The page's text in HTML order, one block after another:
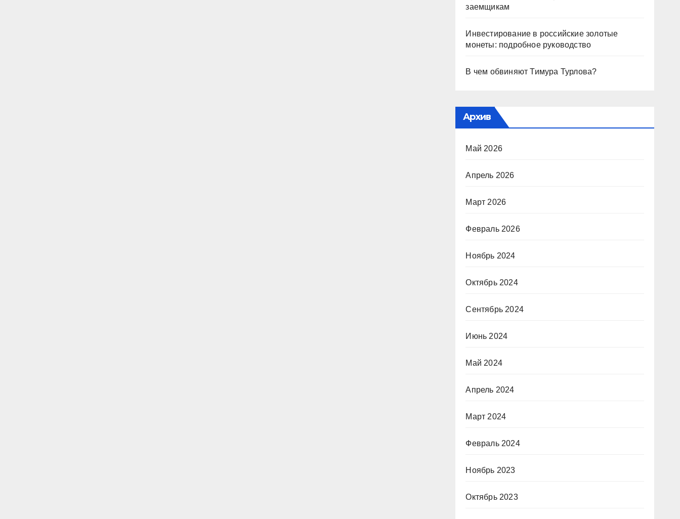
заемщикам
Инвестирование в российские золотые
монеты: подробное руководство
В чем обвиняют Тимура Турлова?
Архив
Май 2026
Апрель 2026
Март 2026
Февраль 2026
Ноябрь 2024
Октябрь 2024
Сентябрь 2024
Июнь 2024
Май 2024
Апрель 2024
Март 2024
Февраль 2024
Ноябрь 2023
Октябрь 2023